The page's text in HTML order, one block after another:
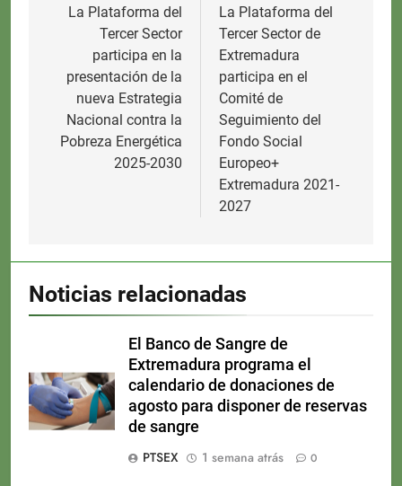
de
entradas
La Plataforma del
Tercer Sector
participa en la
presentación de la
nueva Estrategia
Nacional contra la
Pobreza Energética
2025-2030
La Plataforma del
Tercer Sector de
Extremadura
participa en el
Comité de
Seguimiento del
Fondo Social
Europeo+
Extremadura 2021-
2027
Noticias relacionadas
El Banco de Sangre de
Extremadura programa el
calendario de donaciones de
agosto para disponer de reservas
de sangre
PTSEX
1 semana atrás 0